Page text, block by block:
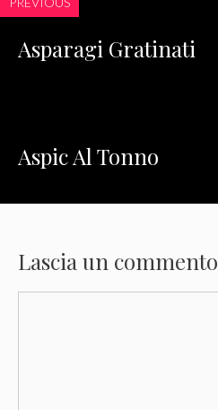
Asparagi Gratinati
Aspic Al Tonno
Lascia un commento